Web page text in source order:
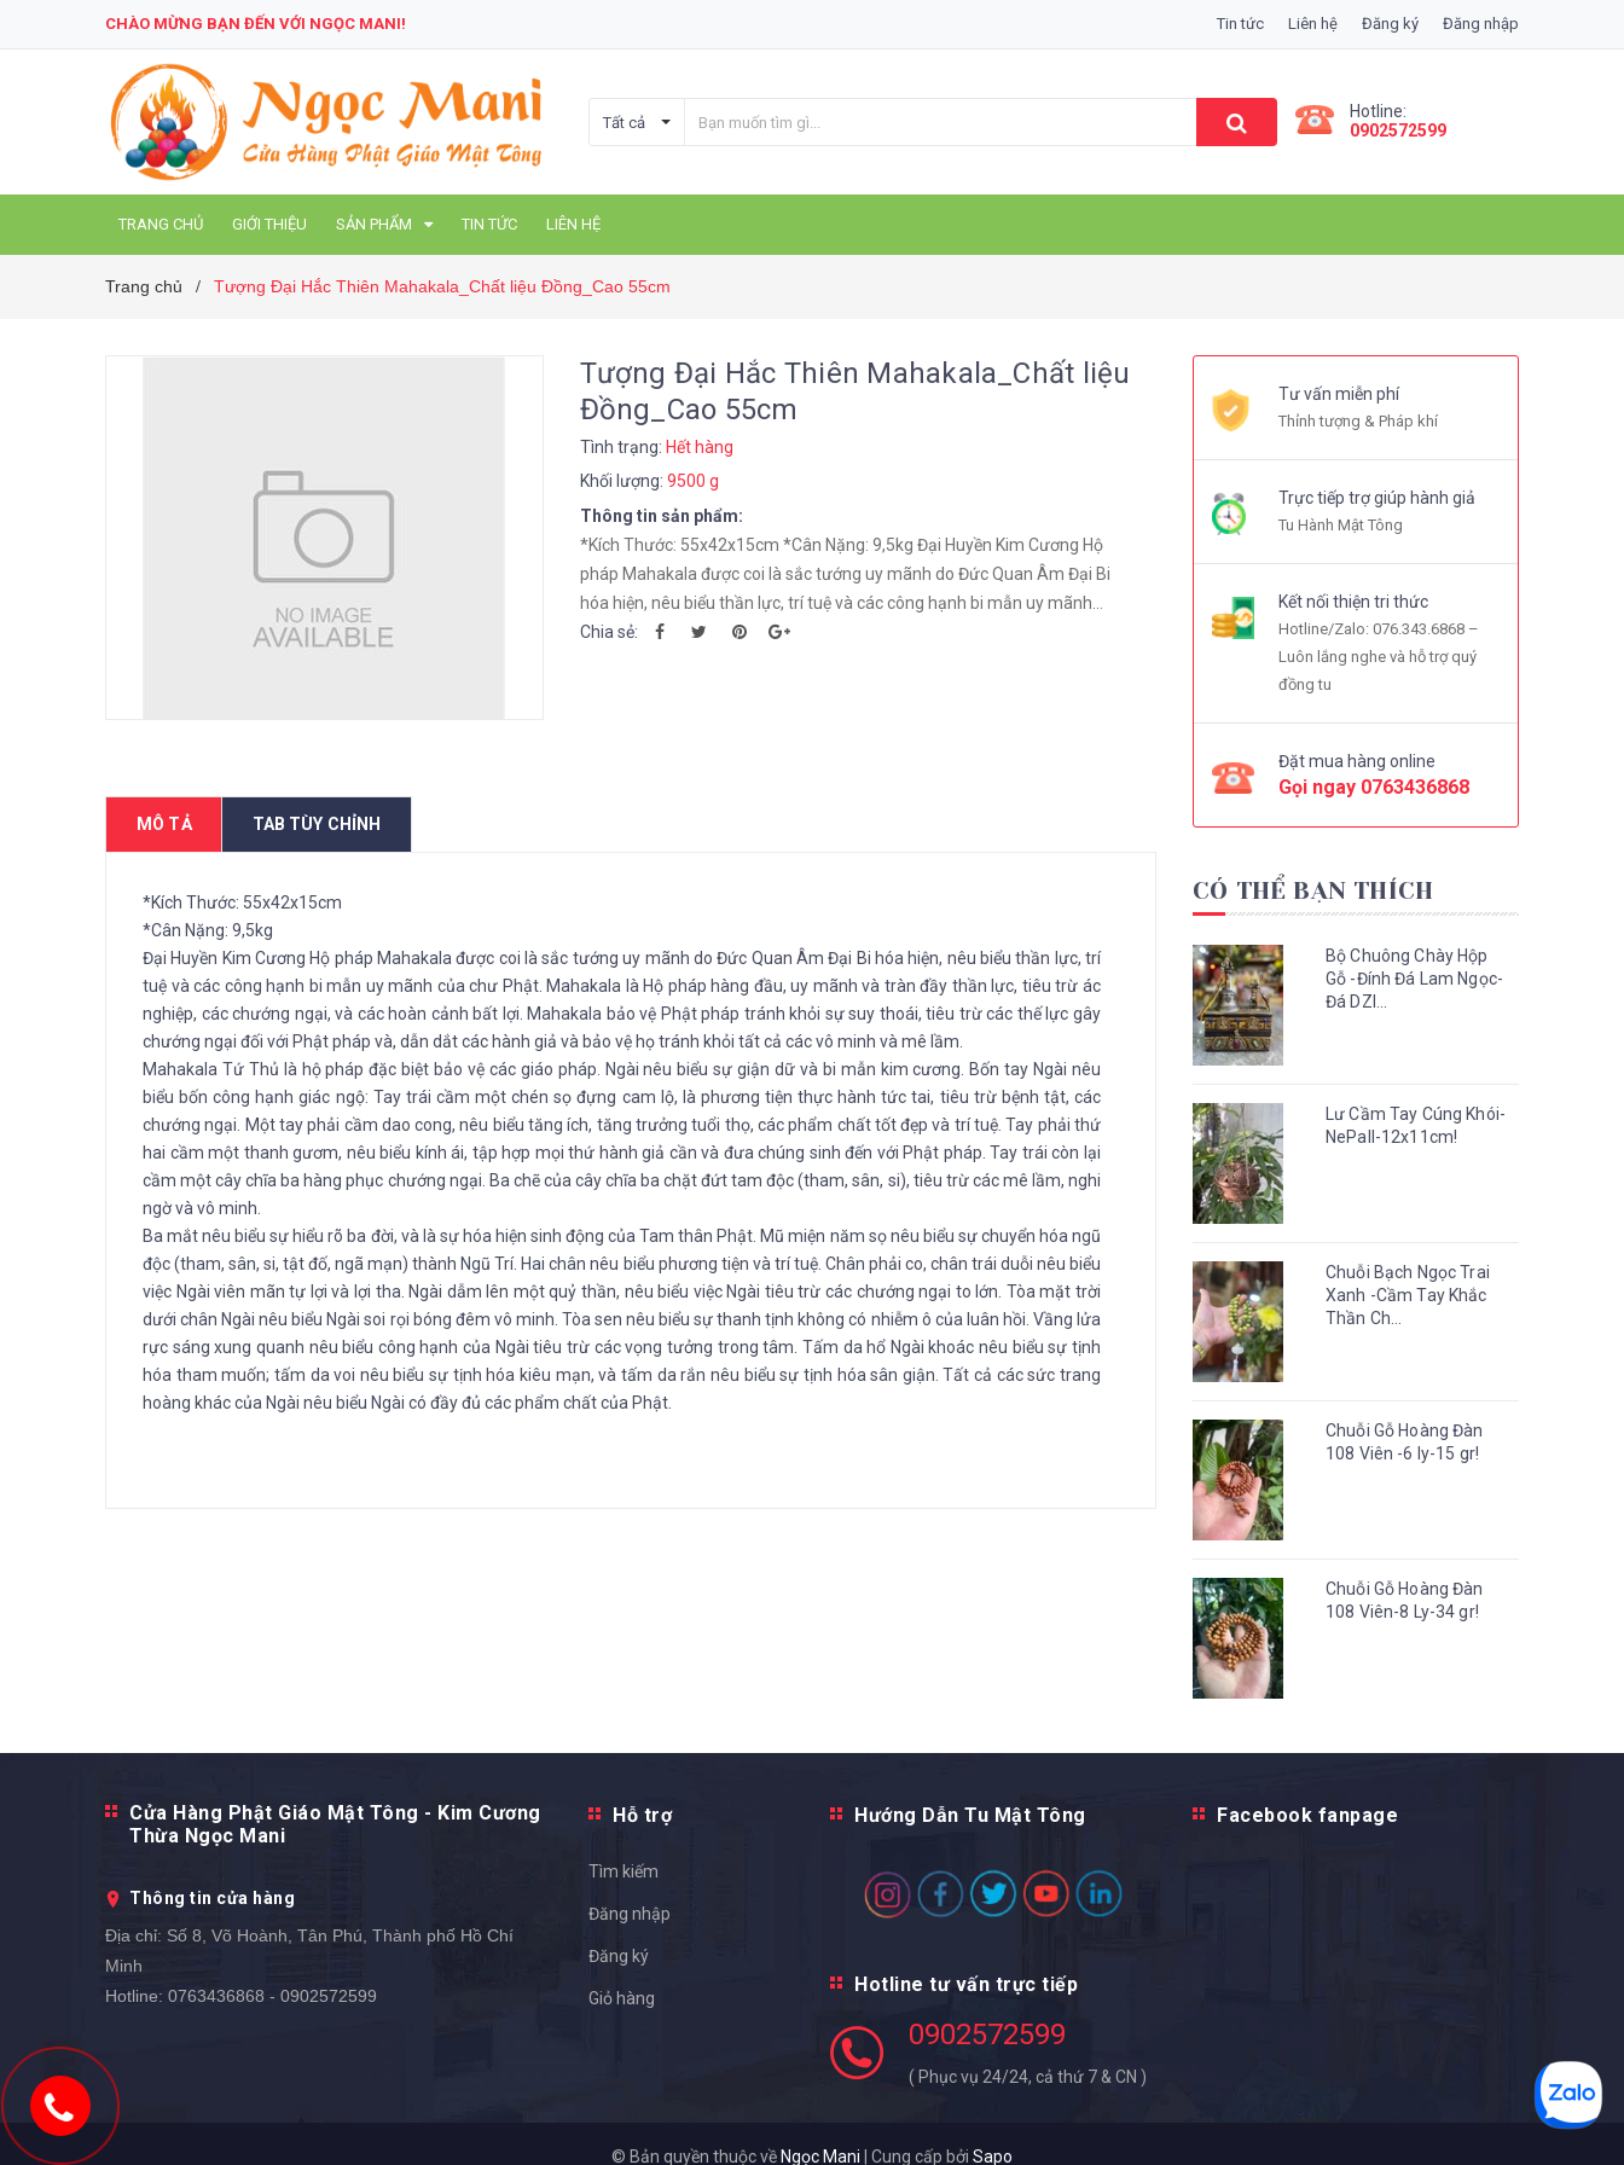
CHÀO MỪNG BẠN ĐẾN VỚI NGỌC MANI! Tin tức Liên hệ Đăng ký Đăng nhập
Tất cả
Hotline:
0902572599
TRANG CHỦ GIỚI THIỆU SẢN PHẨM TIN TỨC LIÊN HỆ
Trang chủ / Tượng Đại Hắc Thiên Mahakala_Chất liệu Đồng_Cao 55cm
Tượng Đại Hắc Thiên Mahakala_Chất liệu
Đồng_Cao 55cm
Tình trạng: Hết hàng
Khối lượng: 9500 g
Thông tin sản phẩm:
*Kích Thước: 55x42x15cm *Cân Nặng: 9,5kg Đại Huyền Kim Cương Hộ
pháp Mahakala được coi là sắc tướng uy mãnh do Đức Quan Âm Đại Bi
hóa hiện, nêu biểu thần lực, trí tuệ và các công hạnh bi mẫn uy mãnh...
Chia sẻ:
MÔ TẢ TAB TÙY CHỈNH
*Kích Thước: 55x42x15cm
*Cân Nặng: 9,5kg
Đại Huyền Kim Cương Hộ pháp Mahakala được coi là sắc tướng uy mãnh do Đức Quan Âm Đại Bi hóa hiện, nêu biểu thần lực, trí
tuệ và các công hạnh bi mẫn uy mãnh của chư Phật. Mahakala là Hộ pháp hàng đầu, uy mãnh và tràn đầy thần lực, tiêu trừ ác
nghiệp, các chướng ngại, và các hoàn cảnh bất lợi. Mahakala bảo vệ Phật pháp tránh khỏi sự suy thoái, tiêu trừ các thế lực gây
chướng ngại đối với Phật pháp và, dẫn dắt các hành giả và bảo vệ họ tránh khỏi tất cả các vô minh và mê lầm.
Mahakala Tứ Thủ là hộ pháp đặc biệt bảo vệ các giáo pháp. Ngài nêu biểu sự giận dữ và bi mẫn kim cương. Bốn tay Ngài nêu
biểu bốn công hạnh giác ngộ: Tay trái cầm một chén sọ đựng cam lộ, là phương tiện thực hành tức tai, tiêu trừ bệnh tật, các
chướng ngại. Một tay phải cầm dao cong, nêu biểu tăng ích, tăng trưởng tuổi thọ, các phẩm chất tốt đẹp và trí tuệ. Tay phải thứ
hai cầm một thanh gươm, nêu biểu kính ái, tập hợp mọi thứ hành giả cần và đưa chúng sinh đến với Phật pháp. Tay trái còn lại
cầm một cây chĩa ba hàng phục chướng ngại. Ba chẽ của cây chĩa ba chặt đứt tam độc (tham, sân, si), tiêu trừ các mê lầm, nghi
ngờ và vô minh.
Ba mắt nêu biểu sự hiểu rõ ba đời, và là sự hóa hiện sinh động của Tam thân Phật. Mũ miện năm sọ nêu biểu sự chuyển hóa ngũ
độc (tham, sân, si, tật đố, ngã mạn) thành Ngũ Trí. Hai chân nêu biểu phương tiện và trí tuệ. Chân phải co, chân trái duỗi nêu biểu
việc Ngài viên mãn tự lợi và lợi tha. Ngài dẫm lên một quỷ thần, nêu biểu việc Ngài tiêu trừ các chướng ngại to lớn. Tòa mặt trời
dưới chân Ngài nêu biểu Ngài soi rọi bóng đêm vô minh. Tòa sen nêu biểu sự thanh tịnh không có nhiễm ô của luân hồi. Vầng lửa
rực sáng xung quanh nêu biểu công hạnh của Ngài tiêu trừ các vọng tưởng trong tâm. Tấm da hổ Ngài khoác nêu biểu sự tịnh
hóa tham muốn; tấm da voi nêu biểu sự tịnh hóa kiêu mạn, và tấm da rắn nêu biểu sự tịnh hóa sân giận. Tất cả các sức trang
hoàng khác của Ngài nêu biểu Ngài có đầy đủ các phẩm chất của Phật.
Tư vấn miễn phí
Thỉnh tượng & Pháp khí
Trực tiếp trợ giúp hành giả
Tu Hành Mật Tông
Kết nối thiện tri thức
Hotline/Zalo: 076.343.6868 –
Luôn lắng nghe và hỗ trợ quý
đồng tu
Đặt mua hàng online
Gọi ngay 0763436868
CÓ THỂ BẠN THÍCH
Bộ Chuông Chày Hộp
Gỗ -Đính Đá Lam Ngọc-
Đá DZI...
Lư Cầm Tay Cúng Khói-
NePall-12x11cm!
Chuỗi Bạch Ngọc Trai
Xanh -Cầm Tay Khắc
Thần Ch...
Chuỗi Gỗ Hoàng Đàn
108 Viên -6 ly-15 gr!
Chuỗi Gỗ Hoàng Đàn
108 Viên-8 Ly-34 gr!
Cửa Hàng Phật Giáo Mật Tông - Kim Cương
Thừa Ngọc Mani
Thông tin cửa hàng
Địa chỉ: Số 8, Võ Hoành, Tân Phú, Thành phố Hồ Chí
Minh
Hotline: 0763436868 - 0902572599
Hỗ trợ
Tìm kiếm
Đăng nhập
Đăng ký
Giỏ hàng
Hướng Dẫn Tu Mật Tông
Hotline tư vấn trực tiếp
0902572599
( Phục vụ 24/24, cả thứ 7 & CN )
Facebook fanpage
© Bản quyền thuộc về Ngọc Mani Cung cấp bởi Sapo
0902572599